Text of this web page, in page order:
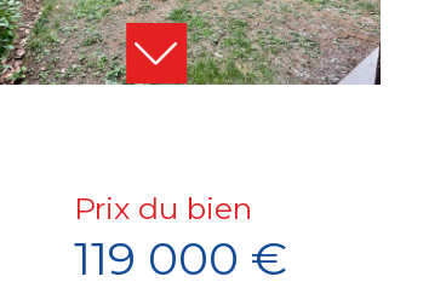
Prix du bien
119 000 €